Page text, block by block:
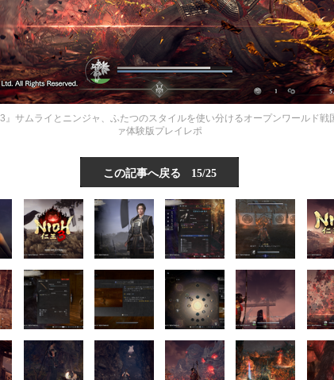
サムライとニンジャ、ふたつのスタイルを使い分けるオープンワールド戦
ァ体験版プレイレポ
この記事へ戻る 15/25